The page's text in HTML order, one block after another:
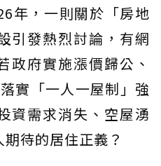
年，一則關於「房地
引發熱烈討論，有網
政府實施漲價歸公、
實「一人一屋制」強
資需求消失、空屋湧
待的居住正義？